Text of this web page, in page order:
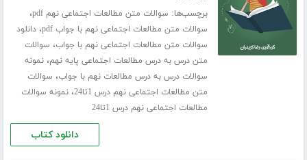
برچسب‌ها: سوالات متن مطالعات اجتماعی نهم pdf ،
سوالات متن مطالعات اجتماعی نهم با جواب pdf ،دانلود
سوالات متن مطالعات اجتماعی نهم با جواب، سوالات
متن درس به درس مطالعات اجتماعی پایه نهم،نمونه
سوالات درس به درس مطالعات نهم با جواب، سوالات
متن مطالعات اجتماعی نهم درس 1تا24
،نمونه سوالات
مطالعات اجتماعی نهم درس 1تا24
دانلود کتاب